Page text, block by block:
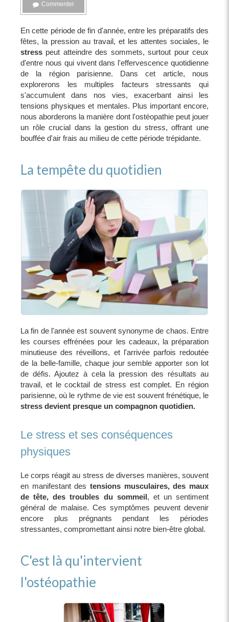
Commenter
En cette période de fin d'année, entre les préparatifs des
fêtes, la pression au travail, et les attentes sociales, le
stress peut atteindre des sommets, surtout pour ceux
d'entre nous qui vivent dans l'effervescence quotidienne
de la région parisienne. Dans cet article, nous
explorerons les multiples facteurs stressants qui
s'accumulent dans nos vies, exacerbant ainsi les
tensions physiques et mentales. Plus important encore,
nous aborderons la manière dont l'ostéopathie peut jouer
un rôle crucial dans la gestion du stress, offrant une
bouffée d'air frais au milieu de cette période trépidante.
La tempête du quotidien
La fin de l'année est souvent synonyme de chaos. Entre
les courses effrénées pour les cadeaux, la préparation
minutieuse des réveillons, et l'arrivée parfois redoutée
de la belle-famille, chaque jour semble apporter son lot
de défis. Ajoutez à cela la pression des résultats au
travail, et le cocktail de stress est complet. En région
parisienne, où le rythme de vie est souvent frénétique, le
stress devient presque un compagnon quotidien.
Le stress et ses conséquences
physiques
Le corps réagit au stress de diverses manières, souvent
en manifestant des tensions musculaires, des maux
de tête, des troubles du sommeil, et un sentiment
général de malaise. Ces symptômes peuvent devenir
encore plus prégnants pendant les périodes
stressantes, compromettant ainsi notre bien-être global.
C'est là qu'intervient
l'ostéopathie